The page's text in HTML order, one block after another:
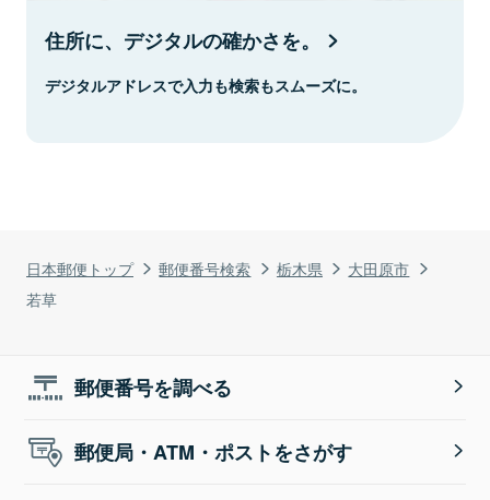
日本郵便トップ 郵便番号検索 栃木県
大田原市
若草
住所に、デジタルの確かさを。
デジタルアドレスで入力も検索もスムーズに。
郵便番号を調べる
郵便局・ATM・ポストをさがす